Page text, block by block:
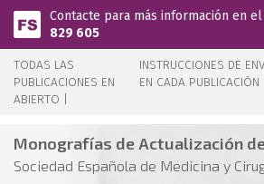
Pasar al contenido principal
Contacte para más información en
829 605
TODAS LAS
PUBLICACIONES EN
ABIERTO |
INSTRUCCIONES DE
EN CADA PUBLICACIÓN |
Monografías de Actualización de
Sociedad Española de Medicina y